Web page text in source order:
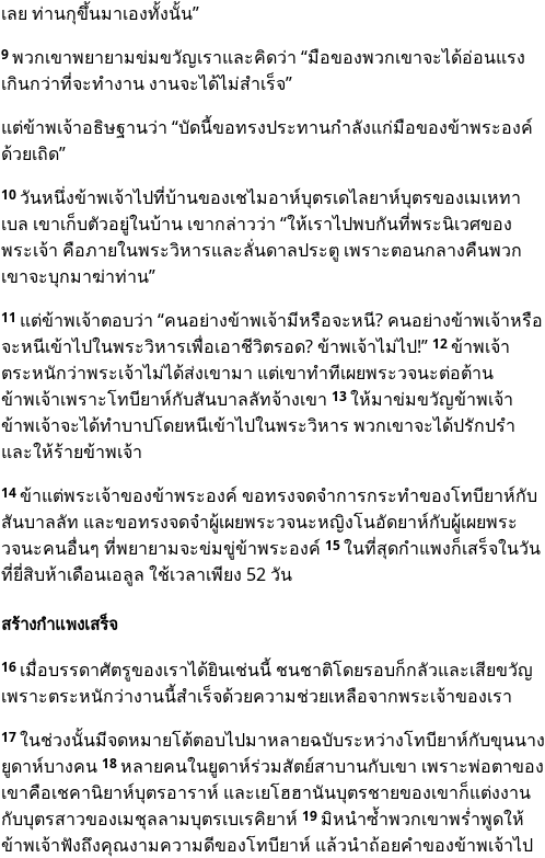
เลย ท่านกุขึ้นมาเองทั้งนั้น”
9พวกเขาพยายามข่มขวัญเราและคิดว่า “มือของพวกเขาจะได้อ่อนแรง
เกินกว่าที่จะทำงาน งานจะได้ไม่สำเร็จ”
แต่ข้าพเจ้าอธิษฐานว่า “บัดนี้ขอทรงประทานกำลังแก่มือของข้าพระองค์
ด้วยเถิด”
10 วันหนึ่งข้าพเจ้าไปที่บ้านของเชไมอาห์บุตรเดไลยาห์บุตรของเมเหทา
เบล เขาเก็บตัวอยู่ในบ้าน เขากล่าวว่า “ให้เราไปพบกันที่พระนิเวศของ
พระเจ้า คือภายในพระวิหารและลั่นดาลประตู เพราะตอนกลางคืนพวก
เขาจะบุกมาฆ่าท่าน”
11 แต่ข้าพเจ้าตอบว่า “คนอย่างข้าพเจ้ามีหรือจะหนี? คนอย่างข้าพเจ้าหรือ
จะหนีเข้าไปในพระวิหารเพื่อเอาชีวิตรอด? ข้าพเจ้าไม่ไป!” 12ข้าพเจ้า
ตระหนักว่าพระเจ้าไม่ได้ส่งเขามา แต่เขาทำทีเผยพระวจนะต่อต้าน
ข้าพเจ้าเพราะโทบียาห์กับสันบาลลัทจ้างเขา 13ให้มาข่มขวัญข้าพเจ้า
ข้าพเจ้าจะได้ทำบาปโดยหนีเข้าไปในพระวิหาร พวกเขาจะได้ปรักปรำ
และให้ร้ายข้าพเจ้า
14ข้าแต่พระเจ้าของข้าพระองค์ ขอทรงจดจำการกระทำของโทบียาห์กับ
สันบาลลัท และขอทรงจดจำผู้เผยพระวจนะหญิงโนอัดยาห์กับผู้เผยพระ
วจนะคนอื่นๆ ที่พยายามจะข่มขู่ข้าพระองค์ 15ในที่สุดกำแพงก็เสร็จในวัน
ที่ยี่สิบห้าเดือนเอลูล ใช้เวลาเพียง 52 วัน
สร้างกำแพงเสร็จ
16 เมื่อบรรดาศัตรูของเราได้ยินเช่นนี้ ชนชาติโดยรอบก็กลัวและเสียขวัญ
เพราะตระหนักว่างานนี้สำเร็จด้วยความช่วยเหลือจากพระเจ้าของเรา
17ในช่วงนั้นมีจดหมายโต้ตอบไปมาหลายฉบับระหว่างโทบียาห์กับขุนนาง
ยูดาห์บางคน 18หลายคนในยูดาห์ร่วมสัตย์สาบานกับเขา เพราะพ่อตาของ
เขาคือเชคานิยาห์บุตรอาราห์ และเยโฮฮานันบุตรชายของเขาก็แต่งงาน
กับบุตรสาวของเมชุลลามบุตรเบเรคิยาห์ 19 มิหนำซ้ำพวกเขาพร่ำพูดให้
ข้าพเจ้าฟังถึงคุณงามความดีของโทบียาห์ แล้วนำถ้อยคำของข้าพเจ้าไป